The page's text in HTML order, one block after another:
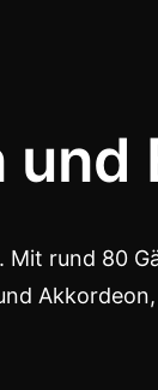
rund 80